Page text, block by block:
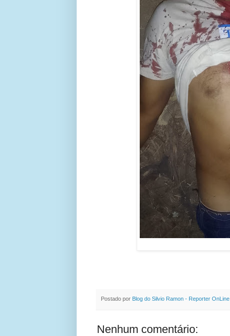
Postado por Blog do Silvio Ramon - Reporter OnLine
Nenhum comentário: